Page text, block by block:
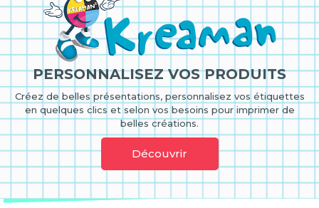
PERSONNALISEZ VOS PRODUITS
Créez de belles présentations, personnalisez vos étiquettes
en quelques clics et selon vos besoins pour imprimer de
belles créations.
Découvrir